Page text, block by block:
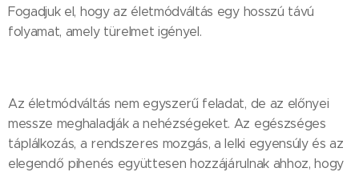
Fogadjuk el, hogy az életmódváltás egy hosszú távú
folyamat, amely türelmet igényel.
Az életmódváltás nem egyszerű feladat, de az előnyei
messze meghaladják a nehézségeket. Az egészséges
táplálkozás, a rendszeres mozgás, a lelki egyensúly és az
elegendő pihenés együttesen hozzájárulnak ahhoz, hogy